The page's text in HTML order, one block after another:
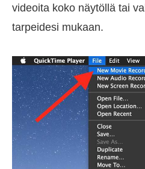
videoita koko näytöllä tai
tarpeidesi mukaan.